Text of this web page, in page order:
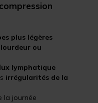
plus légères
ou
lymphatique
irrégularités de la
la journée